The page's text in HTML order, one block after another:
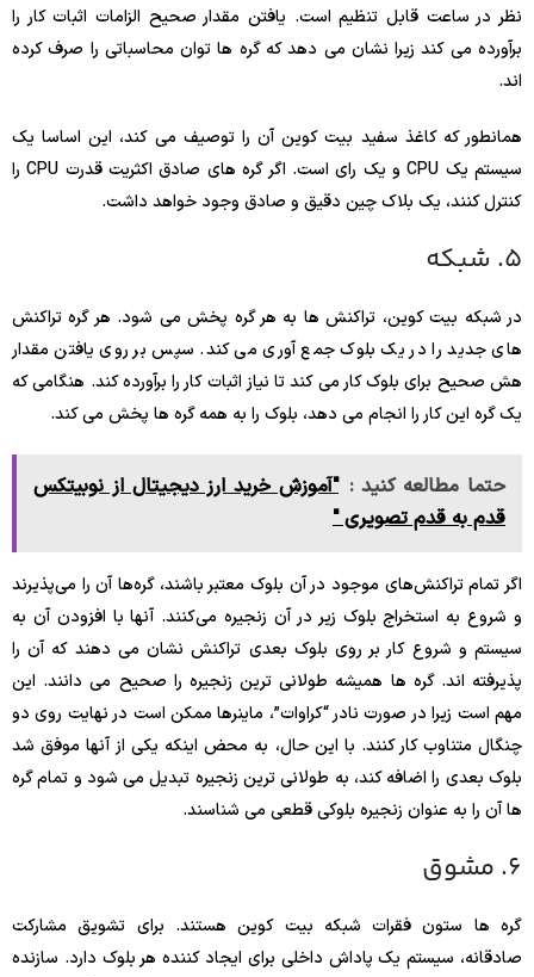
نظر در ساعت قابل تنظیم است. یافتن مقدار صحیح الزامات اثبات کار را
برآورده می کند زیرا نشان می دهد که گره ها توان محاسباتی را صرف کرده
اند.
همانطور که کاغذ سفید بیت کوین آن را توصیف می کند، این اساسا یک
سیستم یک CPU و یک رای است. اگر گره های صادق اکثریت قدرت CPU را
کنترل کنند، یک بلاک چین دقیق و صادق وجود خواهد داشت.
5. شبکه
در شبکه بیت کوین، تراکنش ها به هر گره پخش می شود. هر گره تراکنش
های جدید را در یک بلوک جمع آوری می کند. سپس بر روی یافتن مقدار
هش صحیح برای بلوک کار می کند تا نیاز اثبات کار را برآورده کند. هنگامی که
یک گره این کار را انجام می دهد، بلوک را به همه گره ها پخش می کند.
حتما مطالعه کنید : "آموزش خرید ارز دیجیتال از نوبیتکس
قدم به قدم تصویری "
اگر تمام تراکنش‌های موجود در آن بلوک معتبر باشند، گره‌ها آن را می‌پذیرند
و شروع به استخراج بلوک زیر در آن زنجیره می‌کنند. آنها با افزودن آن به
سیستم و شروع کار بر روی بلوک بعدی تراکنش نشان می دهند که آن را
پذیرفته اند. گره ها همیشه طولانی ترین زنجیره را صحیح می دانند. این
مهم است زیرا در صورت نادر “کراوات”، ماینرها ممکن است در نهایت روی دو
چنگال متناوب کار کنند. با این حال، به محض اینکه یکی از آنها موفق شد
بلوک بعدی را اضافه کند، به طولانی ترین زنجیره تبدیل می شود و تمام گره
ها آن را به عنوان زنجیره بلوکی قطعی می شناسند.
6. مشوق
گره ها ستون فقرات شبکه بیت کوین هستند. برای تشویق مشارکت
صادقانه، سیستم یک پاداش داخلی برای ایجاد کننده هر بلوک دارد. سازنده